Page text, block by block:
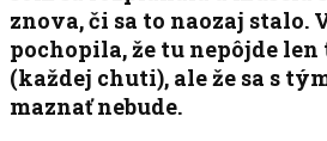
znova, či sa to naozaj stalo.
pochopila, že tu nepôjde
(každej chuti), ale že sa s
maznať nebude.